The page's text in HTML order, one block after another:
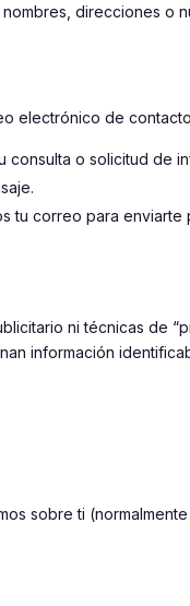
direcciones o
electrónico de
o solicitud de
tu correo para
ni técnicas de
información
sobre ti